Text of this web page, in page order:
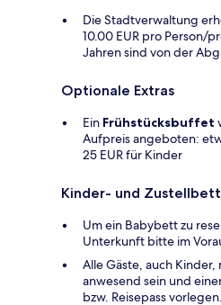
Die Stadtverwaltung
10.00 EUR pro Person/
Jahren sind von der
Optionale Extras
Ein Frühstücksbuffet
Aufpreis angeboten:
25 EUR für Kinder
Kinder- und
Um ein Babybett zu
Unterkunft bitte im
Alle Gäste, auch
anwesend sein und
bzw. Reisepass vorlegen.